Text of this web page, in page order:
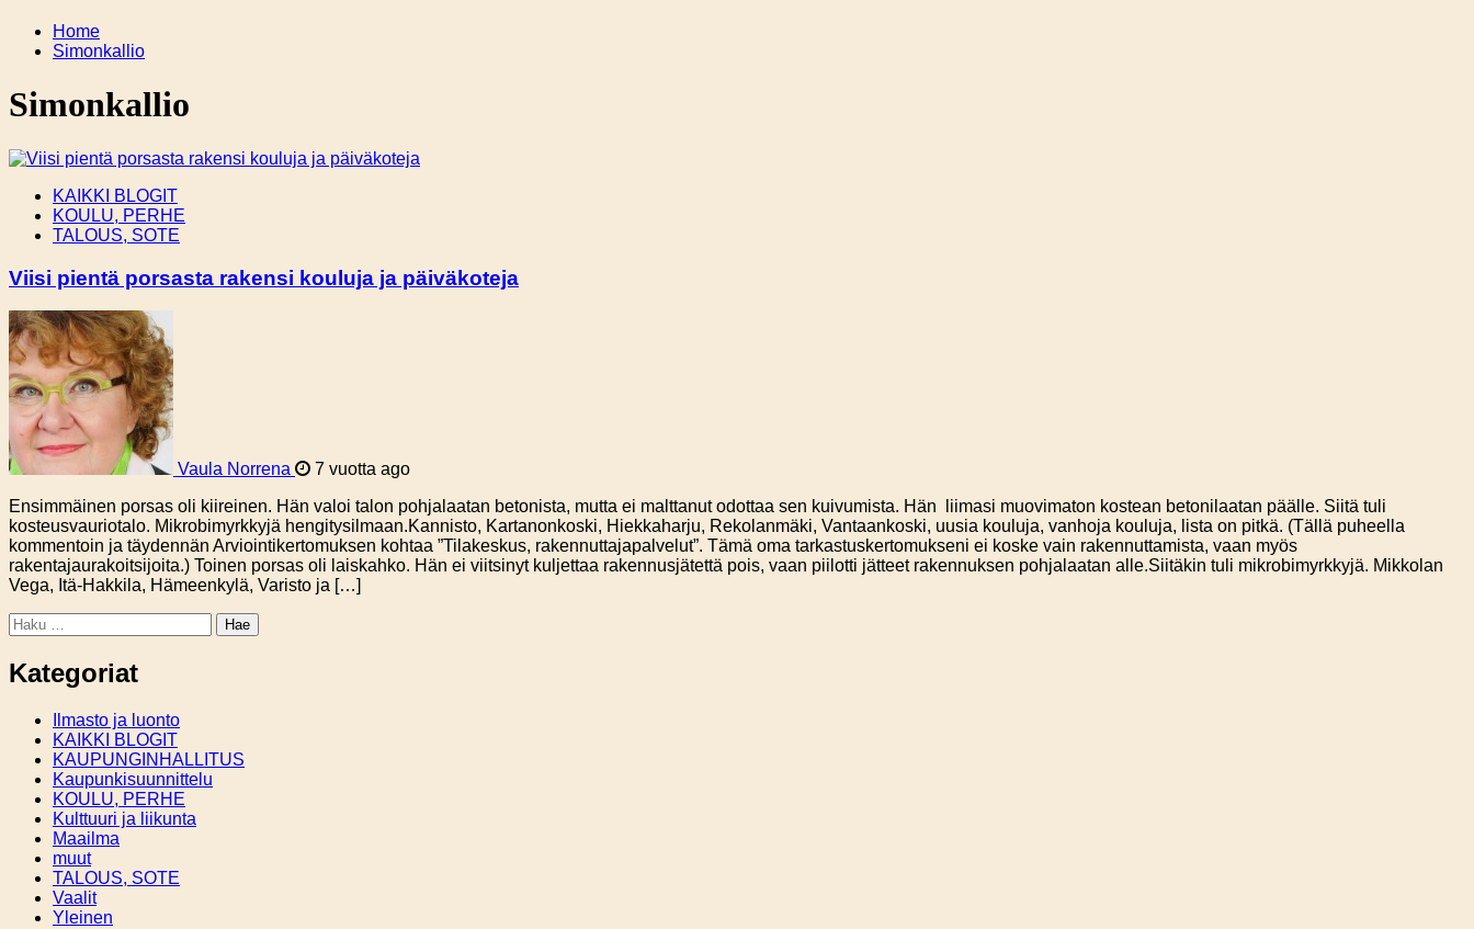
Home
Simonkallio
Simonkallio
KAIKKI BLOGIT
KOULU, PERHE
TALOUS, SOTE
Viisi pientä porsasta rakensi kouluja ja päiväkoteja
Vaula Norrena
7 vuotta ago
Ensimmäinen porsas oli kiireinen. Hän valoi talon pohjalaatan betonista, mutta ei malttanut odottaa sen kuivumista. Hän liimasi muovimaton kostean betonilaatan päälle. Siitä tuli
kosteusvauriotalo. Mikrobimyrkkyjä hengitysilmaan.Kannisto, Kartanonkoski, Hiekkaharju, Rekolanmäki, Vantaankoski, uusia kouluja, vanhoja kouluja, lista on pitkä. (Tällä puheella
kommentoin ja täydennän Arviointikertomuksen kohtaa ”Tilakeskus, rakennuttajapalvelut”. Tämä oma tarkastuskertomukseni ei koske vain rakennuttamista, vaan myös
rakentajaurakoitsijoita.) Toinen porsas oli laiskahko. Hän ei viitsinyt kuljettaa rakennusjätettä pois, vaan piilotti jätteet rakennuksen pohjalaatan alle.Siitäkin tuli mikrobimyrkkyjä. Mikkolan
Vega, Itä-Hakkila, Hämeenkylä, Varisto ja […]
Haku:
Kategoriat
Ilmasto ja luonto
KAIKKI BLOGIT
KAUPUNGINHALLITUS
Kaupunkisuunnittelu
KOULU, PERHE
Kulttuuri ja liikunta
Maailma
muut
TALOUS, SOTE
Vaalit
Yleinen